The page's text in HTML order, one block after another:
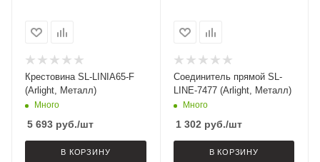
Крестовина SL-LINIA65-F
(Arlight, Металл)
Много
5 693 руб./шт
В КОРЗИНУ
Соединитель прямой SL-
LINE-7477 (Arlight, Металл)
Много
1 302 руб./шт
В КОРЗИНУ